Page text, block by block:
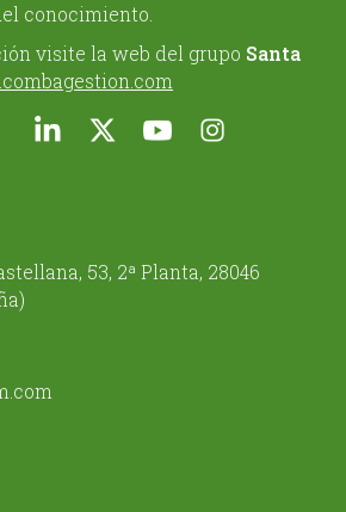
conocimiento.
visite la web del grupo Santa
53, 2ª Planta, 28046